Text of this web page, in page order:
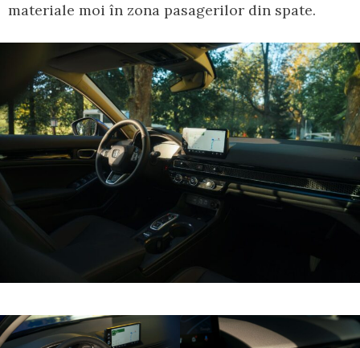
materiale moi în zona pasagerilor din spate.